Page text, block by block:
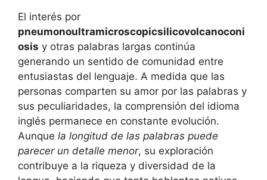
El interés por
pneumonoultramicroscopicsilicovolcanoconi
osis y otras palabras largas continúa
generando un sentido de comunidad entre
entusiastas del lenguaje. A medida que las
personas comparten su amor por las palabras y
sus peculiaridades, la comprensión del idioma
inglés permanece en constante evolución.
Aunque la longitud de las palabras puede
parecer un detalle menor, su exploración
contribuye a la riqueza y diversidad de la